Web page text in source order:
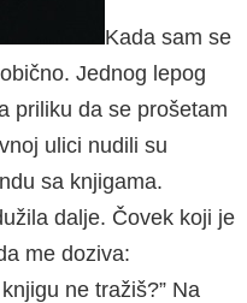
Kada sam se
Jednog lepog
priliku da se prošetam
ulici nudili su
sa knjigama.
dalje. Čovek koji je
me doziva:
ne tražiš?” Na